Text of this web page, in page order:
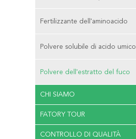
Fertilizzante dell'aminoacido
Polvere solubile di acido umico
Polvere dell'estratto del fuco
CHI SIAMO
FATORY TOUR
CONTROLLO DI QUALITÀ